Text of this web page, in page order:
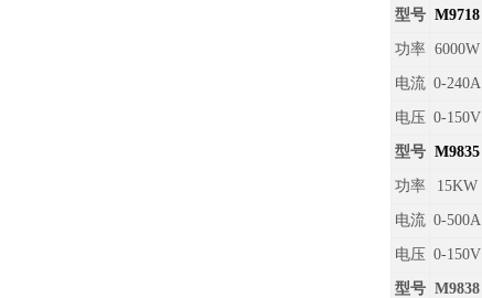
型号 M9718
功率 6000W
电流 0-240A
电压 0-150V
型号 M9835
功率 15KW
电流 0-500A
电压 0-150V
型号 M9838